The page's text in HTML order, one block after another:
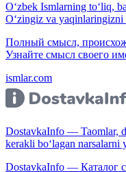
O‘zbek Ismlarning to‘liq,
O‘zingiz va
Полный смысл,
Узнайте смысл своего
ismlar.com
DostavkaInfo — Taomlar,
kerakli bo‘lagan narsalarni
DostavkaInfo — Каталог